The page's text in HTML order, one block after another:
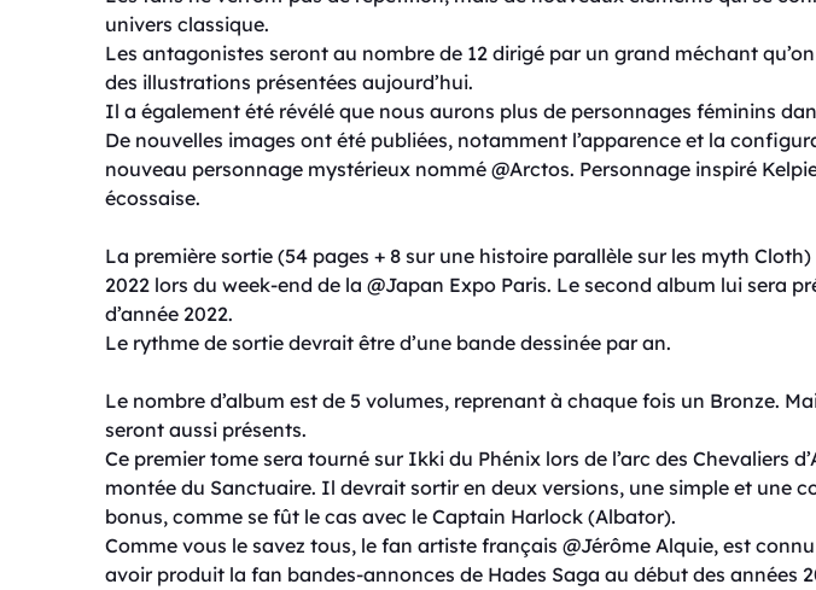
univers classique.
Les antagonistes seront au nombre de 12 dirigé par un grand méchant
des illustrations présentées aujourd’hui.
Il a également été révélé que nous aurons plus de personnages féminins
De nouvelles images ont été publiées, notamment l’apparence et la
nouveau personnage mystérieux nommé @Arctos. Personnage inspiré
écossaise.
La première sortie (54 pages + 8 sur une histoire parallèle sur les myth
2022 lors du week-end de la @Japan Expo Paris. Le second album lui sera
d’année 2022.
Le rythme de sortie devrait être d’une bande dessinée par an.
Le nombre d’album est de 5 volumes, reprenant à chaque fois un Bronze.
seront aussi présents.
Ce premier tome sera tourné sur Ikki du Phénix lors de l’arc des Chevaliers
montée du Sanctuaire. Il devrait sortir en deux versions, une simple et une
bonus, comme se fût le cas avec le Captain Harlock (Albator).
Comme vous le savez tous, le fan artiste français @Jérôme Alquie, est
avoir produit la fan bandes-annonces de Hades Saga au début des années